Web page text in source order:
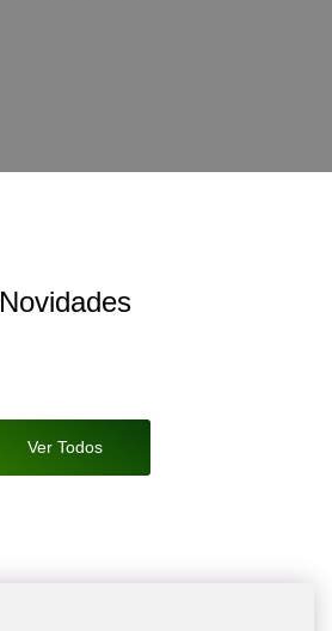
Novidades
Ver Todos